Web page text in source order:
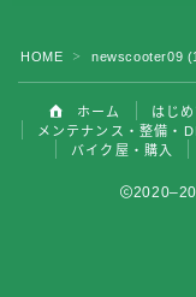
コラム・カルチャ
HOME ＞ newscooter09
ホーム はじ
メンテナンス・整備・
バイク屋・購入